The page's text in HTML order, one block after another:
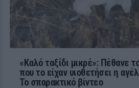
«Καλό ταξίδι μικρέ»: Πέθανε
που το είχαν υιοθετήσει η
Το σπαρακτικό βίντεο